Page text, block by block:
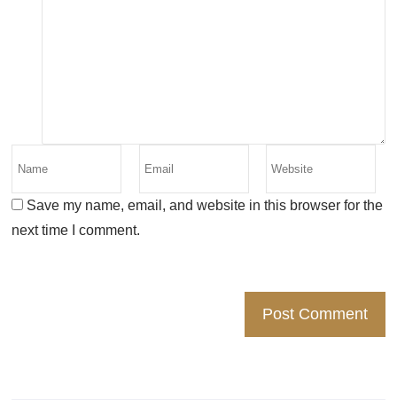
Save my name, email, and website in this browser for the
next time I comment.